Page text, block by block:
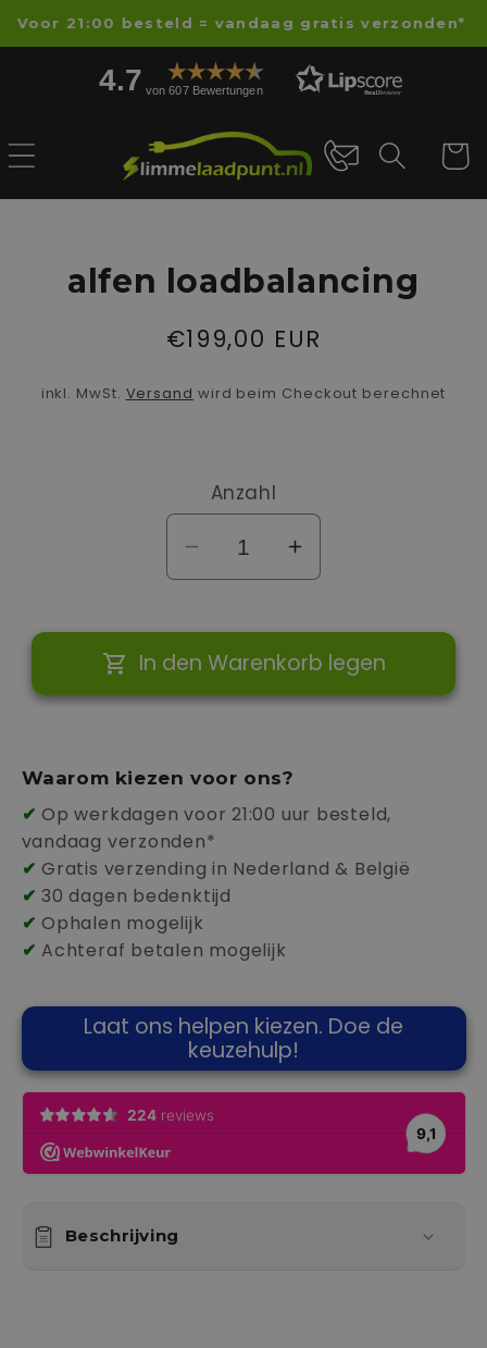
zum
Inhalt
Voor 21:00 besteld = vandaag gratis verzonden*
4.7 von 607 Bewertungen
alfen loadbalancing
Normaler
€199,00 EUR
inkl. MwSt. Versand wird beim Checkout berechnet
Anzahl
Verringere
die
alfen
loadbalancing
Erhöhe
die
für
alfen
loadbalancing
In den Warenkorb legen
Waarom kiezen voor ons?
✔ Op werkdagen voor 21:00 uur besteld,
vandaag verzonden*
✔ Gratis verzending in Nederland & België
✔ 30 dagen bedenktijd
✔ Ophalen mogelijk
✔ Achteraf betalen mogelijk
Laat ons helpen kiezen. Doe de
keuzehulp!
Beschrijving